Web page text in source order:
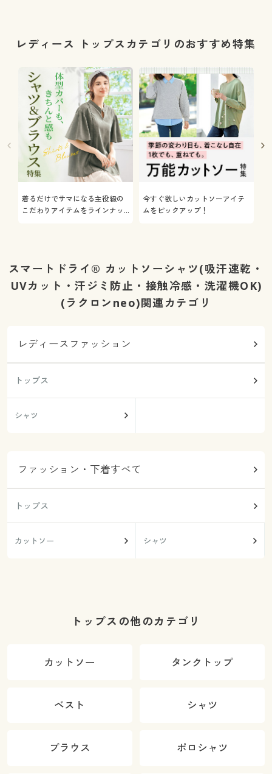
レディース トップスカテゴリのおすすめ特集
着るだけでサマになる主役級の
こだわりアイテムをラインナッ
今すぐ欲しいカットソーアイテ
ムをピックアップ！
スマートドライ® カットソーシャツ(吸汗速乾・
UVカット・汗ジミ防止・接触冷感・洗濯機OK)
(ラクロンneo)関連カテゴリ
レディースファッション
トップス
シャツ
ファッション・下着すべて
トップス
カットソー シャツ
トップスの他のカテゴリ
カットソー タンクトップ
ベスト シャツ
ブラウス ポロシャツ